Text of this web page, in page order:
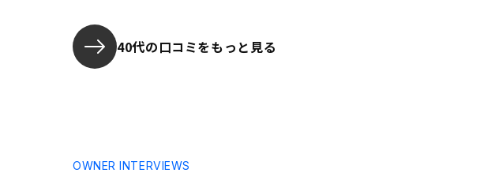
40代の口コミをもっと見る
OWNER INTERVIEWS